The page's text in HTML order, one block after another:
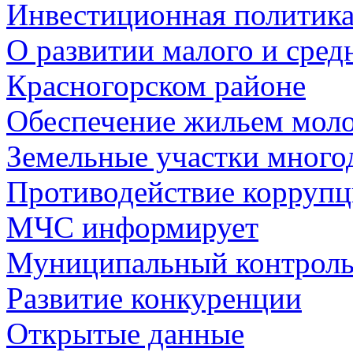
Инвестиционная
О развитии малого и
Красногорском районе
Обеспечение жильем
Земельные участки
Противодействие
МЧС информирует
Муниципальный
Развитие конкуренции
Открытые данные